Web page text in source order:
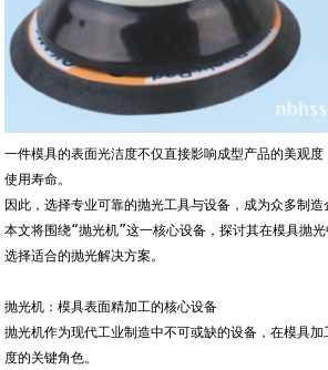
一件模具的表面光洁度不仅直接影响成型产品的美观
使用寿命。
因此，选择专业可靠的抛光工具与设备，成为众多制造
本文将围绕“抛光机”这一核心设备，探讨其在模具抛
选择适合的抛光解决方案。
抛光机：模具表面精加工的核心设备
抛光机作为现代工业制造中不可或缺的设备，在模具
度的关键角色。